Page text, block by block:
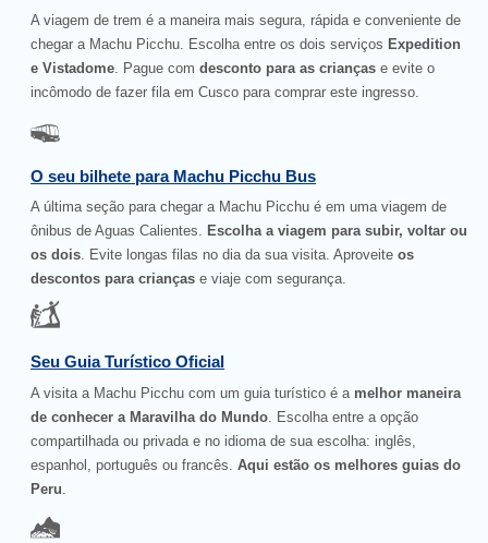
A viagem de trem é a maneira mais segura, rápida e conveniente de
chegar a Machu Picchu. Escolha entre os dois serviços Expedition
e Vistadome. Pague comdesconto para as crianças e evite o
incômodo de fazer fila em Cusco para comprar este ingresso.
O seu bilhete para Machu Picchu Bus
A última seção para chegar a Machu Picchu é em uma viagem de
ônibus de Aguas Calientes. Escolha a viagem para subir, voltar ou
os dois. Evite longas filas no dia da sua visita. Aproveiteos
descontos para crianças e viaje com segurança.
Seu Guia Turístico Oficial
A visita a Machu Picchu com um guia turístico é a melhor maneira
de conhecer a Maravilha do Mundo . Escolha entre a opção
compartilhada ou privada e no idioma de sua escolha: inglês,
espanhol, português ou francês. Aqui estão os melhores guias do
Peru